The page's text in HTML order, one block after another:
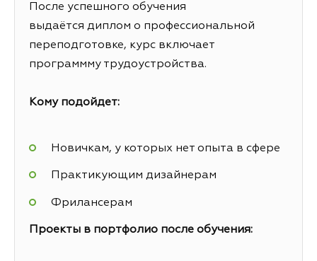
После успешного обучения
выдаётся диплом о профессиональной
переподготовке, курс включает
программму трудоустройства.
Кому подойдет:
Новичкам, у которых нет опыта в сфере
Практикующим дизайнерам
Фрилансерам
Проекты в портфолио после обучения: